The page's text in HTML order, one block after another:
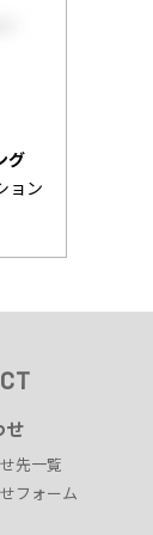
グ
ョン
せ
先一覧
フォーム